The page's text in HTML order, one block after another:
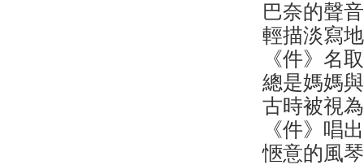
巴奈的聲
輕描淡寫
《件》名
總是媽媽
古時被視
《件》唱
愜意的風